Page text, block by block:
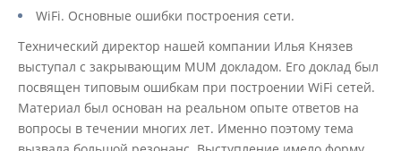
WiFi. Основные ошибки построения сети.
Технический директор нашей компании Илья Князев
выступал с закрывающим MUM докладом. Его доклад был
посвящен типовым ошибкам при построении WiFi сетей.
Материал был основан на реальном опыте ответов на
вопросы в течении многих лет. Именно поэтому тема